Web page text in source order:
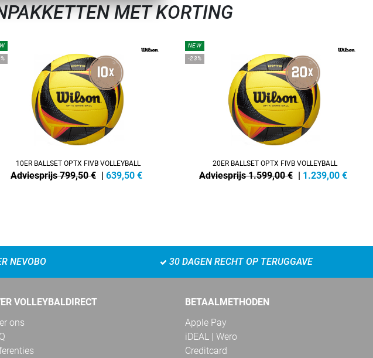
MET KORTING
10ER BALLSET OPTX FIVB VOLLEYBALL
Adviesprijs 799,50 € | 639,50 €
NEW
-23%
20ER BALLSET OPTX FIVB VOLLEYBALL
Adviesprijs 1.599,00 € | 1.239,00 €
NEVOBO 30 DAGEN RECHT OP TERUGGAVE
VOLLEYBALDIRECT
ons
BETAALMETHODEN
Apple Pay
iDEAL | Wero
Creditcard